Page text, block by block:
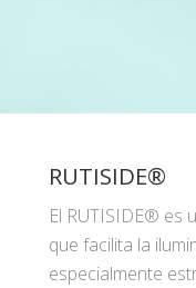
RUTISIDE®
El RUTISIDE® es
que facilita la
especialmente